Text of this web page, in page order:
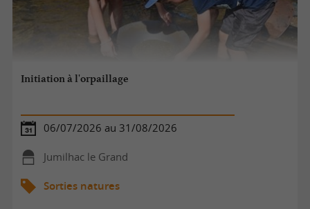
Initiation à l'orpaillage
06/07/2026 au 31/08/2026
Jumilhac le Grand
Sorties natures